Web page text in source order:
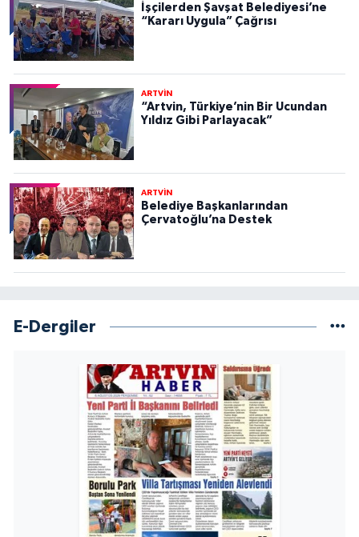
İşçilerden Şavşat Belediyesi’ne
“Kararı Uygula” Çağrısı
ARTVİN
“Artvin, Türkiye’nin Bir Ucundan
Yıldız Gibi Parlayacak”
ARTVİN
Belediye Başkanlarından
Çervatoğlu’na Destek
E-Dergiler